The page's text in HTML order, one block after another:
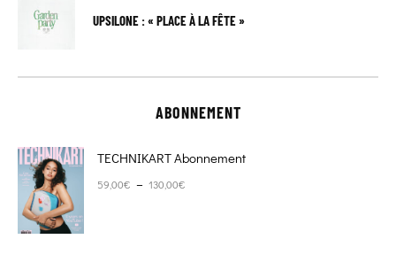
UPSILONE : « PLACE À LA FÊTE »
ABONNEMENT
TECHNIKART Abonnement
59,00€ – 130,00€